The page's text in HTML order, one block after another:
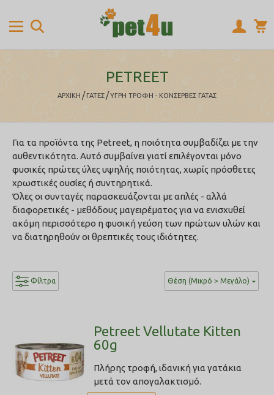
PETREET
ΑΡΧΙΚΉ / ΓΑΤΕΣ /ΥΓΡΗ ΤΡΟΦΗ - ΚΟΝΣΕΡΒΕΣ ΓΑΤΑΣ
Για τα προϊόντα της Petreet, η ποιότητα συμβαδίζει με την
αυθεντικότητα. Αυτό συμβαίνει γιατί επιλέγονται μόνο
φυσικές πρώτες ύλες υψηλής ποιότητας, χωρίς πρόσθετες
χρωστικές ουσίες ή συντηρητικά.
Όλες οι συνταγές παρασκευάζονται με απλές - αλλά
διαφορετικές - μεθόδους μαγειρέματος για να ενισχυθεί
ακόμη περισσότερο η φυσική γεύση των πρώτων υλών και
να διατηρηθούν οι θρεπτικές τους ιδιότητες.
Φίλτρα Θέση (Μικρό > Μεγάλο)
Petreet Vellutate Kitten
60g
Πλήρης τροφή, ιδανική για γατάκια
μετά τον απογαλακτισμό.